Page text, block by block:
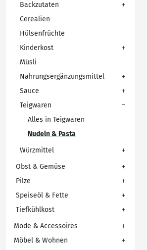
Backzutaten
Cerealien
Hülsenfrüchte
Kinderkost
Müsli
Nahrungsergänzungsmittel
Sauce
Teigwaren
Alles in Teigwaren
Nudeln & Pasta
Würzmittel
Obst & Gemüse
Pilze
Speiseöl & Fette
Tiefkühlkost
Mode & Accessoires
Möbel & Wohnen